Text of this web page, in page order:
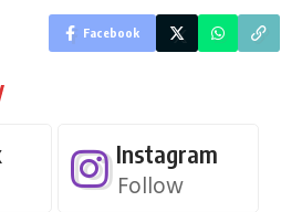
Facebook
Instagram
Follow